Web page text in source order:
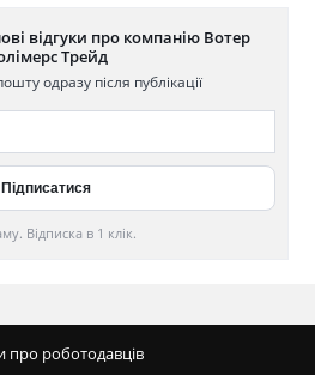
відгуки про компанію Вотер
Трейд
одразу після публікації
Відписка в 1 клік.
про роботодавців